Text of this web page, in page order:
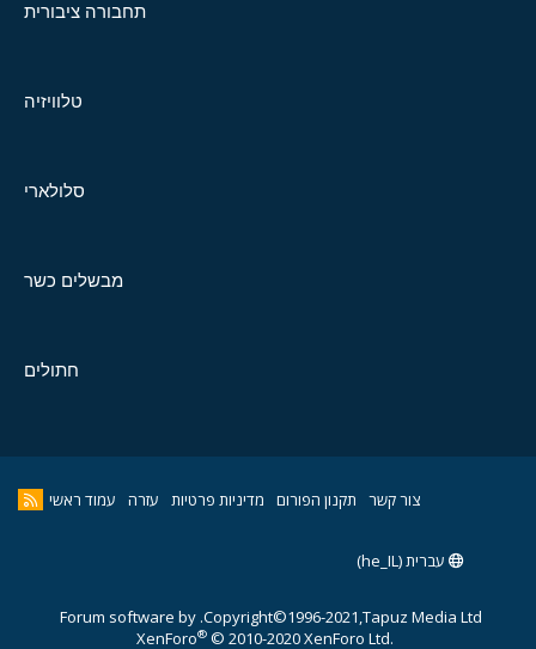
תחבורה ציבורית
טלוויזיה
סלולארי
מבשלים כשר
חתולים
צור קשר תקנון הפורום מדיניות פרטיות עזרה עמוד ראשי
עברית (he_IL)
Copyright©1996-2021,Tapuz Media Ltd.
Forum software by
XenForo® © 2010-2020 XenForo Ltd.